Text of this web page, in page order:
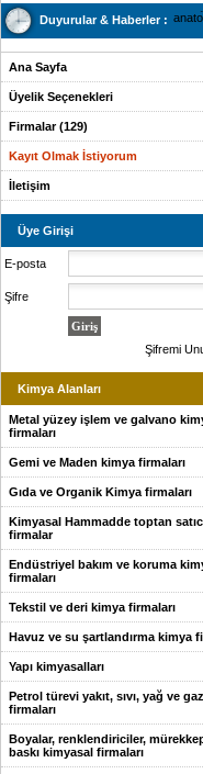
Duyurular & Haberler :
Ana Sayfa
Üyelik Seçenekleri
Firmalar (129)
Kayıt Olmak İstiyorum
İletişim
Üye Girişi
E-posta
Şifre
Şifremi
Kimya Alanları
Metal yüzey işlem ve galvano
firmaları
Gemi ve Maden kimya firmaları
Gıda ve Organik Kimya firmaları
Kimyasal Hammadde toptan
firmalar
Endüstriyel bakım ve koruma
firmaları
Tekstil ve deri kimya firmaları
Havuz ve su şartlandırma kimya
Yapı kimyasalları
Petrol türevi yakıt, sıvı, yağ ve
firmaları
Boyalar, renklendiriciler,
baskı kimyasal firmaları